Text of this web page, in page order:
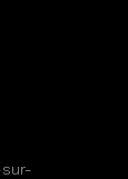
sur-